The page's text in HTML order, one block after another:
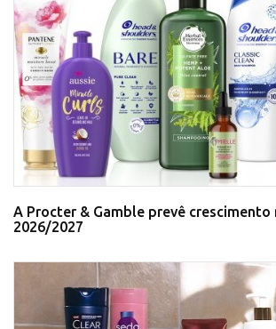
A Procter & Gamble prevê crescimento
2026/2027